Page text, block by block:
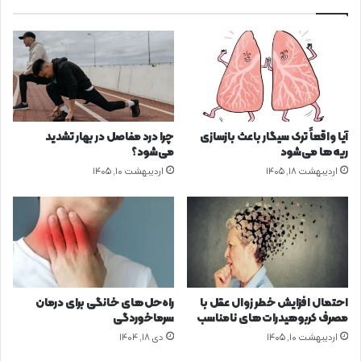
م
ب‌
ا
ل
ع
ل
ا
ر
و
آیا واقعاً ترک سیگار باعث بازسازی
ریه‌ها می‌شود
اردیبهشت ۱۸, ۱۴۰۵
چرا درد مفاصل در بهار تشدید
می‌شود؟
اردیبهشت ۱۰, ۱۴۰۵
احتمال افزایش خطر زوال عقل با
مصرف کربوهیدرات‌های نامناسب
اردیبهشت ۱۰, ۱۴۰۵
راه‌حل‌های خانگی برای درمان
سرماخوردگی
دی ۱۸, ۱۴۰۴